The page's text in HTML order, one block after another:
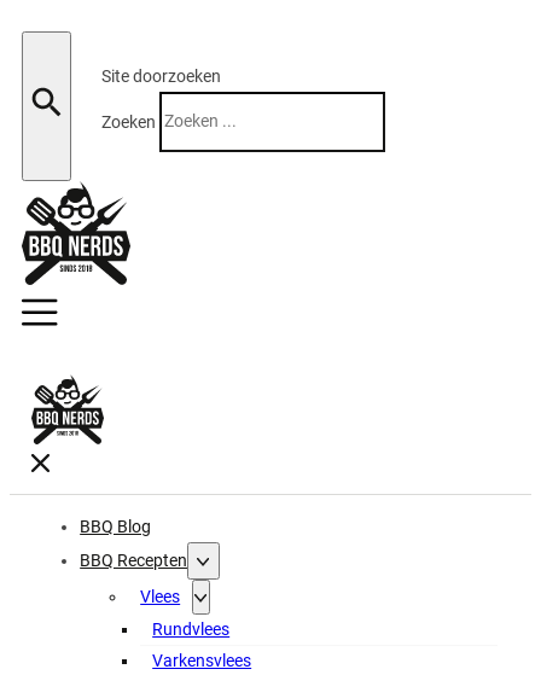
Site doorzoeken
Zoeken
BBQ Blog
BBQ Recepten
Vlees
Rundvlees
Varkensvlees